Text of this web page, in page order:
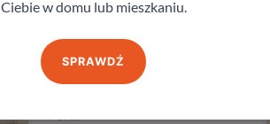
Produkty marki Porta
Drzwi Porta Villadora
Ciebie w domu lub mieszkaniu.
SPRAWDŹ